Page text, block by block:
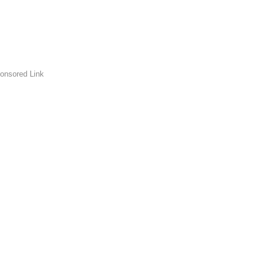
Link